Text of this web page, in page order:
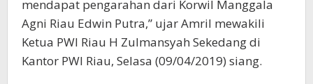
mendapat pengarahan dari Korwil Manggala
Agni Riau Edwin Putra,” ujar Amril mewakili
Ketua PWI Riau H Zulmansyah Sekedang di
Kantor PWI Riau, Selasa (09/04/2019) siang.